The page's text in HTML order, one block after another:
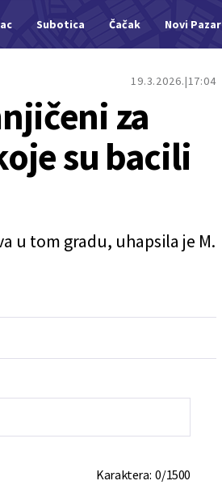
Subotica Čačak Novi Pazar
19.3.2026. 17:04
za
su bacili
u tom gradu, uhapsila je M.
Karaktera:0/1500